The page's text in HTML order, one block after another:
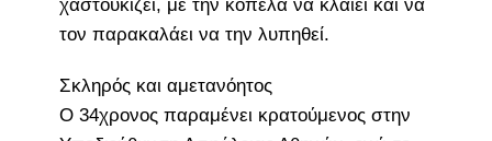
χαστουκίζει, με την κοπέλα να κλαίει και να
τον παρακαλάει να την λυπηθεί.
Σκληρός και αμετανόητος
Ο 34χρονος παραμένει κρατούμενος στην